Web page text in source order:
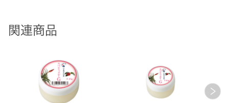
関連商品